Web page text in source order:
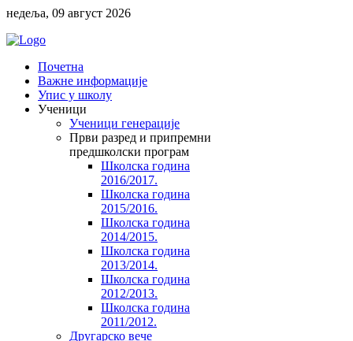
недеља, 09 август 2026
Почетна
Важне информације
Упис у школу
Ученици
Ученици генерације
Први разред и припремни
предшколски програм
Школска година
2016/2017.
Школска година
2015/2016.
Школска година
2014/2015.
Школска година
2013/2014.
Школска година
2012/2013.
Школска година
2011/2012.
Другарско вече